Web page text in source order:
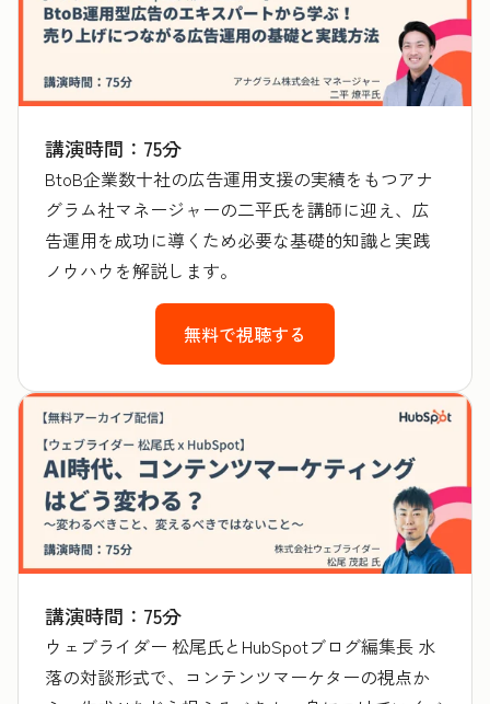
講演時間：75分
BtoB企業数十社の広告運用支援の実績をもつアナ
グラム社マネージャーの二平氏を講師に迎え、広
告運用を成功に導くため必要な基礎的知識と実践
ノウハウを解説します。
無料で視聴する
講演時間：75分
ウェブライダー 松尾氏とHubSpotブログ編集長 水
落の対談形式で、コンテンツマーケターの視点か